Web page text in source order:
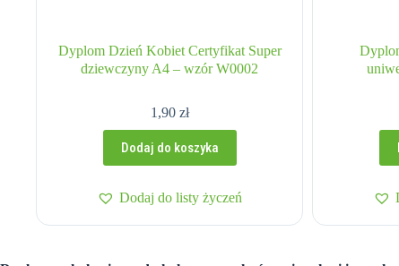
Dyplom Dzień Kobiet Certyfikat Super
dziewczyny A4 – wzór W0002
1,90 zł
Dodaj do koszyka
Dodaj do listy życzeń